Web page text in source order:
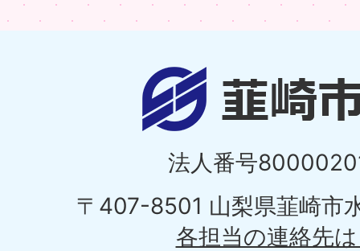
法人番号
〒407-8501 山梨県韮崎市
各担当の連絡先